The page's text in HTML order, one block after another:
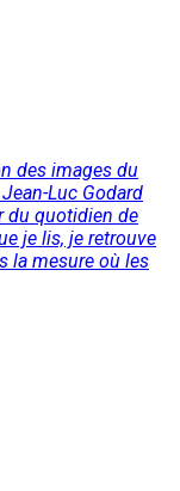
des images du
Luc Godard
du quotidien de
je lis, je retrouve
la mesure où les